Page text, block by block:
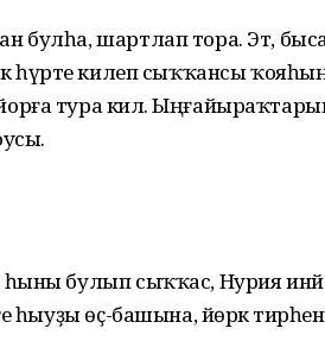
булһа, шартлап тора. Эт,
һүрәте килеп сыҡҡансы
тура килә.
булып сыҡҡас, Нурия инәй
һыуҙы өҫ-башына, йөрәк тирәһенә